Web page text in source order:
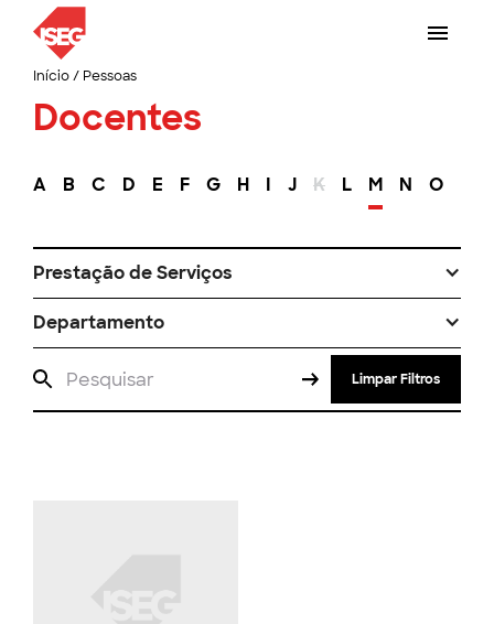
Início/ Pessoas
Docentes
A B C D E F G H I J K L M N O
Prestação de Serviços
Departamento
Limpar Filtros